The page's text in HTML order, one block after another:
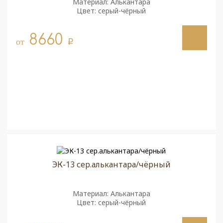
Цвет: серый-чёрный
от8660 q
ЭК-13 сер.алькантара/чёрный
Материал: Алькантара
Цвет: серый-чёрный